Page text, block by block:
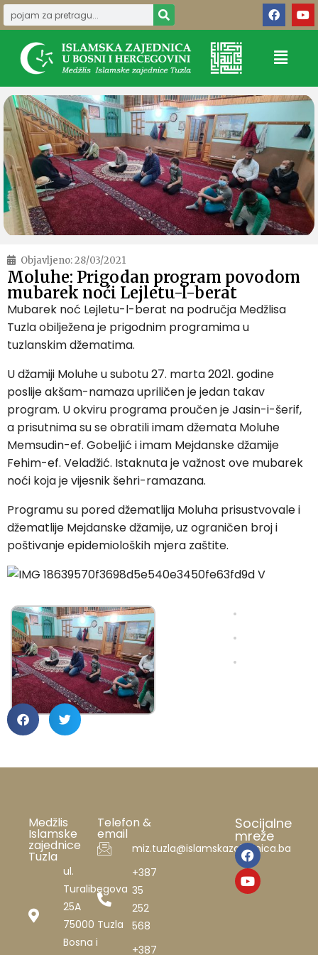
Objavljeno:28/03/2021
Moluhe: Prigodan program povodom
mubarek noći Lejletu-l-berat
Mubarek noć Lejletu-l-berat na područja Medžlisa
Tuzla obilježena je prigodnim programima u
tuzlanskim džematima.
U džamiji Moluhe u subotu 27. marta 2021. godine
poslije akšam-namaza upriličen je jedan takav
program. U okviru programa proučen je Jasin-i-šerif,
a prisutnima su se obratili imam džemata Moluhe
Memsudin-ef. Gobeljić i imam Mejdanske džamije
Fehim-ef. Veladžić. Istaknuta je važnost ove mubarek
noći koja je vijesnik šehri-ramazana.
Programu su pored džematlija Moluha prisustvovale i
džematlije Mejdanske džamije, uz ograničen broj i
poštivanje epidemioloških mjera zaštite.
Medžlis
Islamske
zajednice
Tuzla
ul.
Turalibegova
25A
75000 Tuzla
Bosna i
Telefon &
email
miz.tuzla@islamskazajednica.ba
+387
35
252
568
+387
Socijalne
mreže